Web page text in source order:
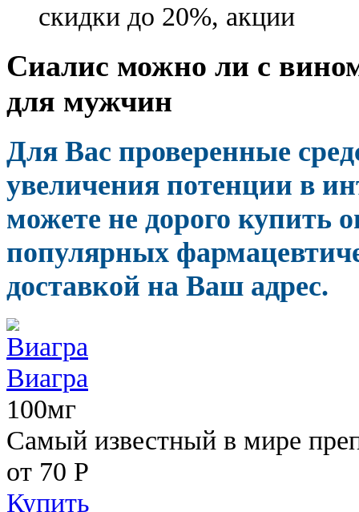
скидки до 20%, акции
Сиалис можно ли с
для мужчин
Для Вас проверенные
увеличения потенции в
можете не дорого купить
популярных
доставкой на Ваш адрес.
Виагра
100мг
Самый известный в мире
от 70 Р
Купить